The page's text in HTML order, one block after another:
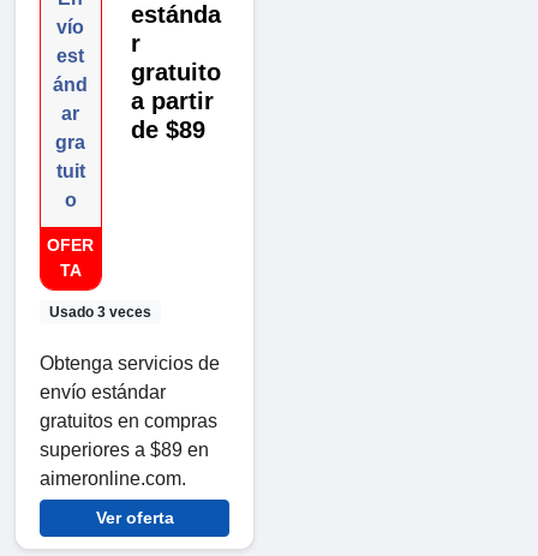
vío
est
ánd
ar
gra
tuit
o
OFER
TA
Usado 3 veces
estánda
r
gratuito
a partir
de $89
Obtenga servicios de
envío estándar
gratuitos en compras
superiores a $89 en
aimeronline.com.
Ver oferta